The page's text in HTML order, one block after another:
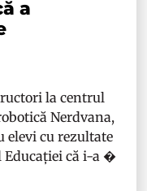
a
la centrul
Nerdvana,
elevi cu rezultate
Educației că i-a �